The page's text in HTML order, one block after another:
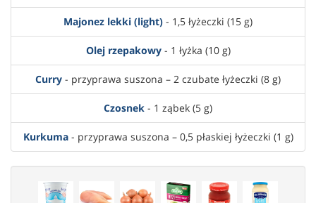
Majonez lekki (light) - 1,5 łyżeczki (15 g)
Olej rzepakowy- 1 łyżka (10 g)
Curry - przyprawa suszona – 2 czubate łyżeczki (8 g)
Czosnek - 1 ząbek (5 g)
Kurkuma- przyprawa suszona – 0,5 płaskiej łyżeczki (1 g)